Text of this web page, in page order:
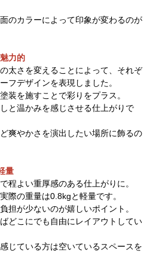
のカラーによって印象が変わるのが
力的
太さを変えることによって、それぞ
フデザインを表現しました。
装を施すことで彩りをプラス。
と温かみを感じさせる仕上がりで
爽やかさを演出したい場所に飾るの
量
程よい重厚感のある仕上がりに。
際の重量は0.8kgと軽量です。
担が少ないのが嬉しいポイント。
どこにでも自由にレイアウトしてい
じている方は空いているスペースを